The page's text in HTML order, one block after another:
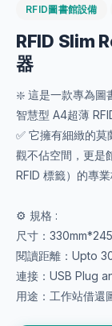
RFID圖書館設備
RFID Slim
器
❇️ 這是一款專為圖
智慧型 A4超薄
✅ 它擁有細緻的莫
觀不佔空間，更是
RFID 標籤）的專業
⚙️ 規格 :
尺寸：
閱讀距離：Upto
連接：USB Plug
用途：工作站借還